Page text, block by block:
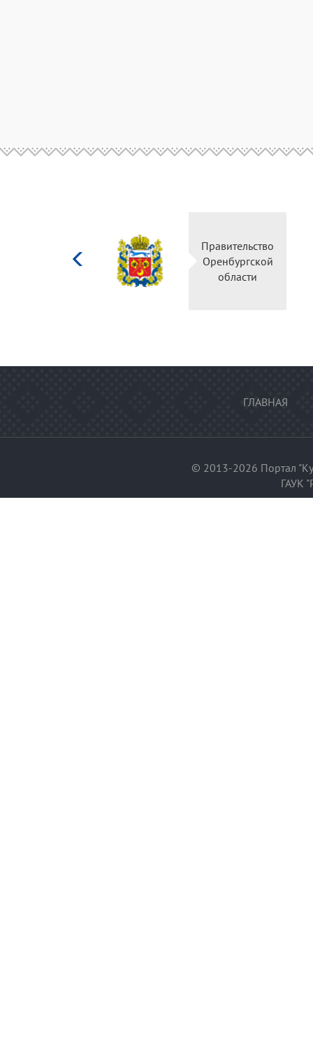
Правительство
Оренбургской
области
ГЛАВНАЯ
© 2013-2026 Портал
ГАУК